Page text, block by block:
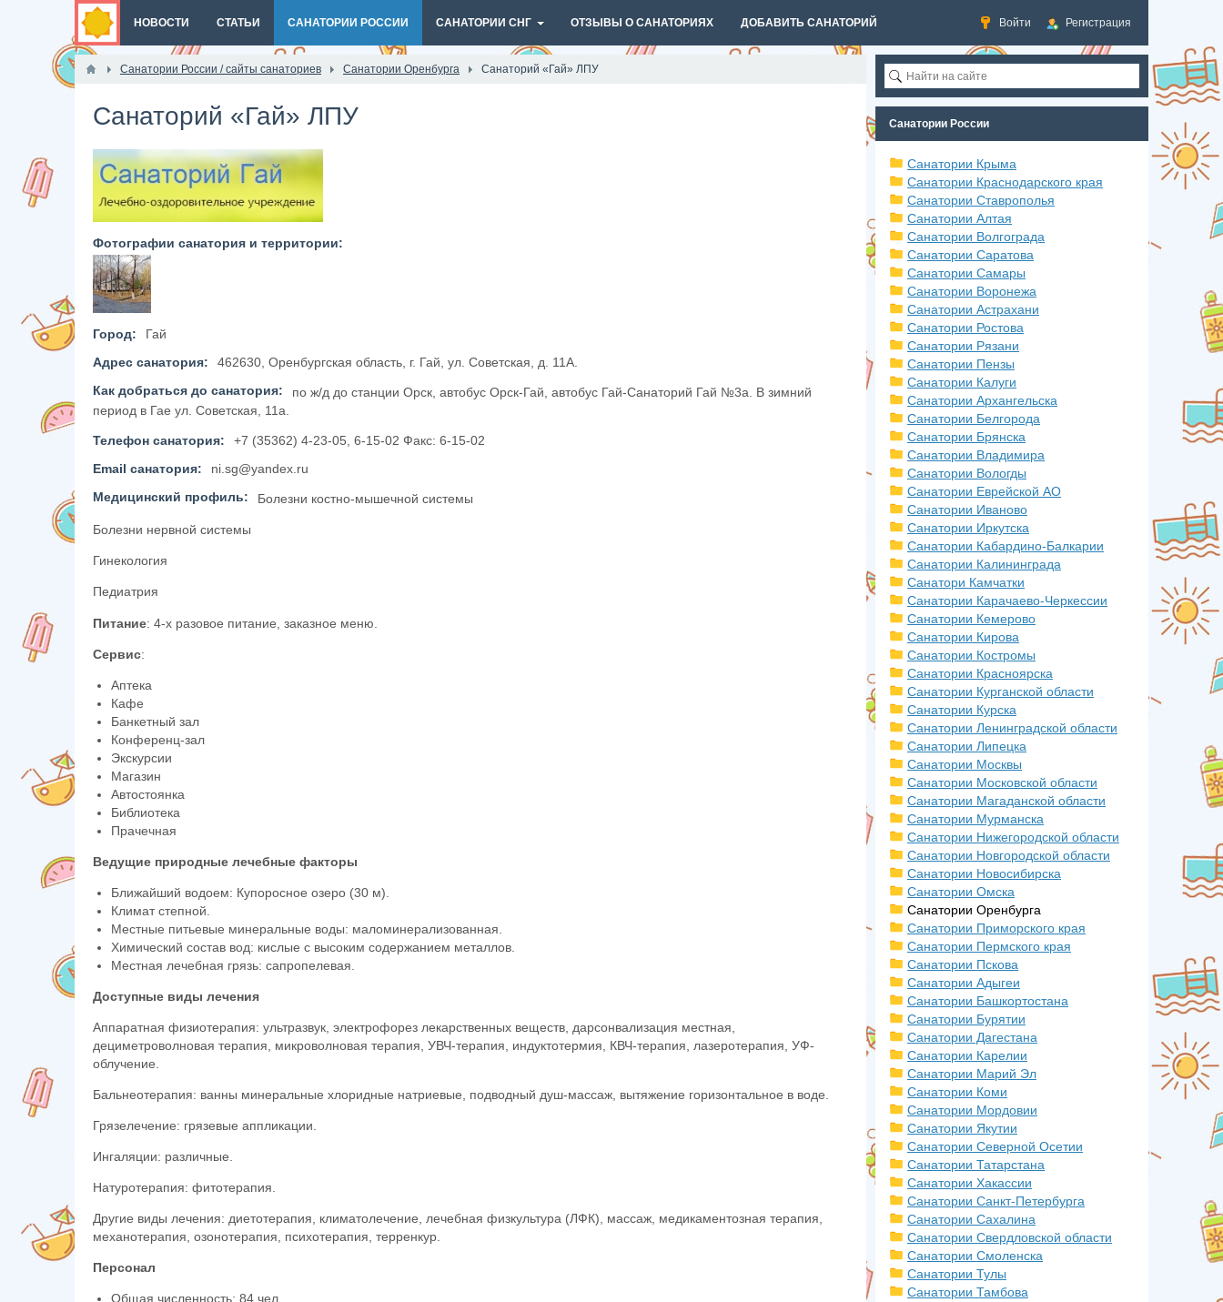
Войти Регистрация
НОВОСТИ СТАТЬИ САНАТОРИИ РОССИИ САНАТОРИИ СНГ ОТЗЫВЫ О САНАТОРИЯХ ДОБАВИТЬ САНАТОРИЙ
Санатории России / сайты санаториев Санатории Оренбурга Санаторий «Гай» ЛПУ
Санаторий «Гай» ЛПУ
Фотографии санатория и территории:
Город:
Гай
Адрес санатория:
462630, Оренбургская область, г. Гай, ул. Советская, д. 11А.
Как добраться до санатория:
по ж/д до станции Орск, автобус Орск-Гай, автобус Гай-Санаторий Гай №3а. В зимний
период в Гае ул. Советская, 11а.
Телефон санатория:
+7 (35362) 4-23-05, 6-15-02 Факс: 6-15-02
Email санатория:
ni.sg@yandex.ru
Медицинский профиль:
Болезни костно-мышечной системы
Болезни нервной системы
Гинекология
Педиатрия
Питание: 4-х разовое питание, заказное меню.
Сервис:
Аптека
Кафе
Банкетный зал
Конференц-зал
Экскурсии
Магазин
Автостоянка
Библиотека
Прачечная
Ведущие природные лечебные факторы
Ближайший водоем: Купоросное озеро (30 м).
Климат степной.
Местные питьевые минеральные воды: маломинерализованная.
Химический состав вод: кислые с высоким содержанием металлов.
Местная лечебная грязь: сапропелевая.
Доступные виды лечения
Аппаратная физиотерапия: ультразвук, электрофорез лекарственных веществ, дарсонвализация местная,
дециметроволновая терапия, микроволновая терапия, УВЧ-терапия, индуктотермия, КВЧ-терапия, лазеротерапия, УФ-
облучение.
Бальнеотерапия: ванны минеральные хлоридные натриевые, подводный душ-массаж, вытяжение горизонтальное в воде.
Грязелечение: грязевые аппликации.
Ингаляции: различные.
Натуротерапия: фитотерапия.
Другие виды лечения: диетотерапия, климатолечение, лечебная физкультура (ЛФК), массаж, медикаментозная терапия,
механотерапия, озонотерапия, психотерапия, терренкур.
Персонал
Общая численность: 84 чел.
Санатории России
Санатории Крыма
Санатории Краснодарского края
Санатории Ставрополья
Санатории Алтая
Санатории Волгограда
Санатории Саратова
Санатории Самары
Санатории Воронежа
Санатории Астрахани
Санатории Ростова
Санатории Рязани
Санатории Пензы
Санатории Калуги
Санатории Архангельска
Санатории Белгорода
Санатории Брянска
Санатории Владимира
Санатории Вологды
Санатории Еврейской АО
Санатории Иваново
Санатории Иркутска
Санатории Кабардино-Балкарии
Санатории Калининграда
Санатори Камчатки
Санатории Карачаево-Черкессии
Санатории Кемерово
Санатории Кирова
Санатории Костромы
Санатории Красноярска
Санатории Курганской области
Санатории Курска
Санатории Ленинградской области
Санатории Липецка
Санатории Москвы
Санатории Московской области
Санатории Магаданской области
Санатории Мурманска
Санатории Нижегородской области
Санатории Новгородской области
Санатории Новосибирска
Санатории Омска
Санатории Оренбурга
Санатории Приморского края
Санатории Пермского края
Санатории Пскова
Санатории Адыгеи
Санатории Башкортостана
Санатории Бурятии
Санатории Дагестана
Санатории Карелии
Санатории Марий Эл
Санатории Коми
Санатории Мордовии
Санатории Якутии
Санатории Северной Осетии
Санатории Татарстана
Санатории Хакассии
Санатории Санкт-Петербурга
Санатории Сахалина
Санатории Свердловской области
Санатории Смоленска
Санатории Тулы
Санатории Тамбова